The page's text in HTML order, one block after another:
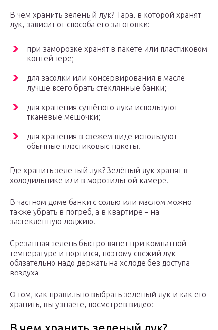
В чем хранить зеленый лук? Тара, в которой хранят
лук, зависит от способа его заготовки:
при заморозке хранят в пакете или пластиковом
контейнере;
для засолки или консервирования в масле
лучше всего брать стеклянные банки;
для хранения сушёного лука используют
тканевые мешочки;
для хранения в свежем виде используют
обычные пластиковые пакеты.
Где хранить зеленый лук? Зелёный лук хранят в
холодильнике или в морозильной камере.
В частном доме банки с солью или маслом можно
также убрать в погреб, а в квартире – на
застеклённую лоджию.
Срезанная зелень быстро вянет при комнатной
температуре и портится, поэтому свежий лук
обязательно надо держать на холоде без доступа
воздуха.
О том, как правильно выбрать зеленый лук и как его
хранить, вы узнаете, посмотрев видео: